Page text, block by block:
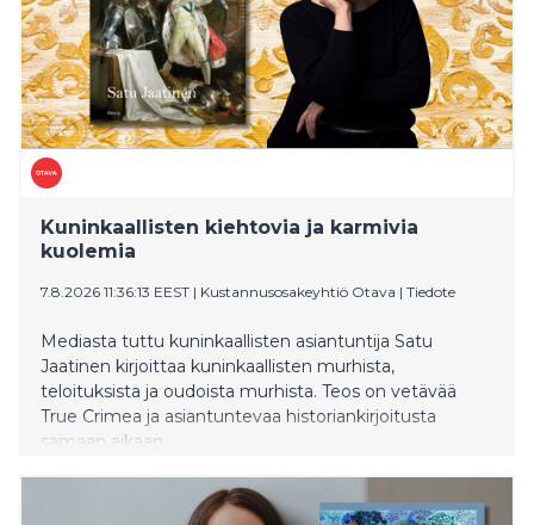
Kuninkaallisten kiehtovia ja karmivia
kuolemia
7.8.2026 11:36:13 EEST | Kustannusosakeyhtiö Otava | Tiedote
Mediasta tuttu kuninkaallisten asiantuntija Satu
Jaatinen kirjoittaa kuninkaallisten murhista,
teloituksista ja oudoista murhista. Teos on vetävää
True Crimea ja asiantuntevaa historiankirjoitusta
samaan aikaan.